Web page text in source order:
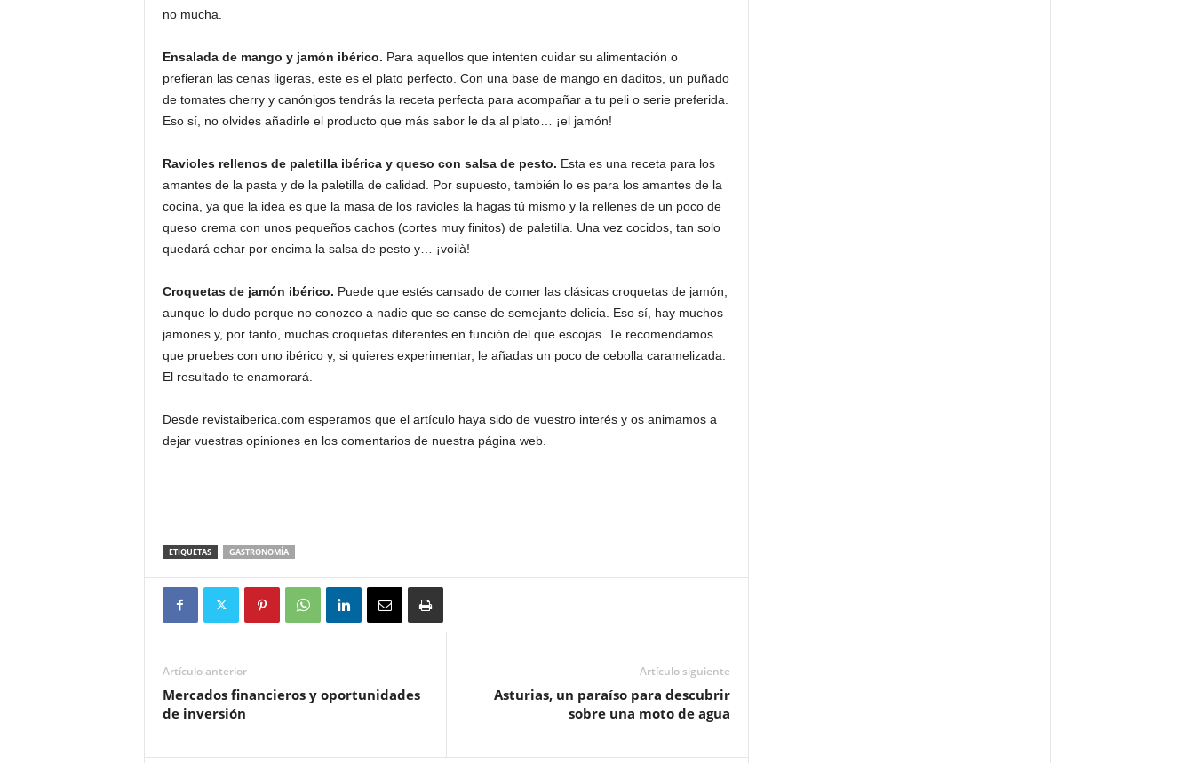
no mucha.
Ensalada de mango y jamón ibérico. Para aquellos que intenten cuidar su alimentación o
prefieran las cenas ligeras, este es el plato perfecto. Con una base de mango en daditos, un puñado
de tomates cherry y canónigos tendrás la receta perfecta para acompañar a tu peli o serie preferida.
Eso sí, no olvides añadirle el producto que más sabor le da al plato… ¡el jamón!
Ravioles rellenos de paletilla ibérica y queso con salsa de pesto. Esta es una receta para los
amantes de la pasta y de la paletilla de calidad. Por supuesto, también lo es para los amantes de la
cocina, ya que la idea es que la masa de los ravioles la hagas tú mismo y la rellenes de un poco de
queso crema con unos pequeños cachos (cortes muy finitos) de paletilla. Una vez cocidos, tan solo
quedará echar por encima la salsa de pesto y… ¡voilà!
Croquetas de jamón ibérico. Puede que estés cansado de comer las clásicas croquetas de jamón,
aunque lo dudo porque no conozco a nadie que se canse de semejante delicia. Eso sí, hay muchos
jamones y, por tanto, muchas croquetas diferentes en función del que escojas. Te recomendamos
que pruebes con uno ibérico y, si quieres experimentar, le añadas un poco de cebolla caramelizada.
El resultado te enamorará.
Desde revistaiberica.com esperamos que el artículo haya sido de vuestro interés y os animamos a
dejar vuestras opiniones en los comentarios de nuestra página web.
ETIQUETAS GASTRONOMÍA
Artículo anterior
Mercados financieros y oportunidades
de inversión
Artículo siguiente
Asturias, un paraíso para descubrir
sobre una moto de agua